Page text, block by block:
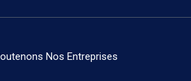
Nos Entreprises